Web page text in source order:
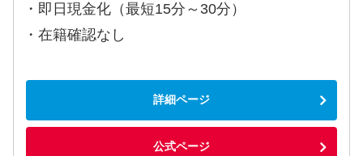
・即日現金化（最短15分～30分）
・在籍確認なし
詳細ページ
公式ページ